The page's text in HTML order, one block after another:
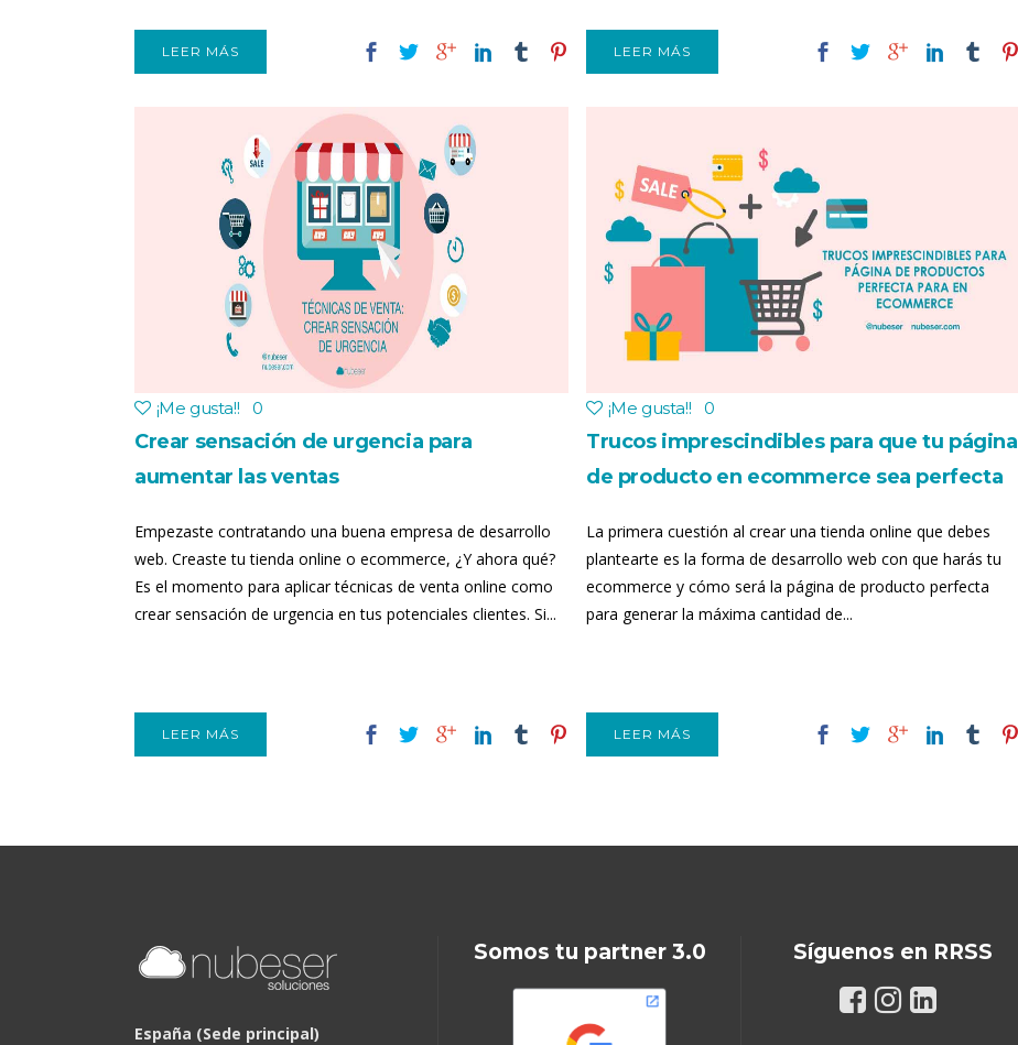
LEER MÁS LEER MÁS
¡Me gusta!! 0
Crear sensación de urgencia para
aumentar las ventas
Empezaste contratando una buena empresa de desarrollo
web. Creaste tu tienda online o ecommerce, ¿Y ahora qué?
Es el momento para aplicar técnicas de venta online como
crear sensación de urgencia en tus potenciales clientes. Si...
LEER MÁS
¡Me gusta!! 0
Trucos imprescindibles para que tu página
de producto en ecommerce sea perfecta
La primera cuestión al crear una tienda online que debes
plantearte es la forma de desarrollo web con que harás tu
ecommerce y cómo será la página de producto perfecta
para generar la máxima cantidad de...
LEER MÁS
España (Sede principal)
Somos tu partner 3.0 Síguenos en RRSS